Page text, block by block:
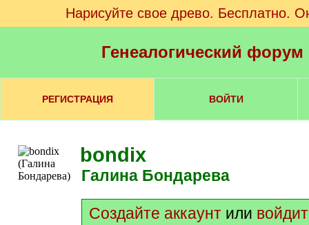
Нарисуйте свое древо. Бесплатно.
Генеалогический
РЕГИСТРАЦИЯ ВОЙТИ
bondix
Галина Бондарева
Создайте аккаунт или